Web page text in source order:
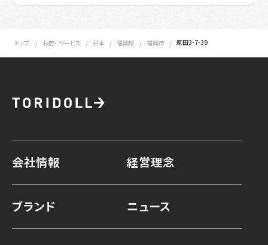
トップ お店・ サービス 日本 福岡県 福岡市 原田3-7-39
会社情報 経営理念
ブランド ニュース